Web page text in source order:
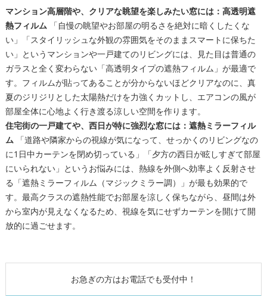
マンション高層階や、クリアな眺望を楽しみたい窓には：高透明遮
熱フィルム「自慢の眺望やお部屋の明るさを絶対に暗くしたくな
い」「スタイリッシュな外観の雰囲気をそのままスマートに保ちた
い」というマンションや一戸建てのリビングには、見た目は普通の
ガラスと全く変わらない「高透明タイプの遮熱フィルム」が最適で
す。フィルムが貼ってあることが分からないほどクリアなのに、真
夏のジリジリとした太陽熱だけを力強くカットし、エアコンの風が
部屋全体に心地よく行き渡る涼しい空間を作ります。
住宅街の一戸建てや、西日が特に強烈な窓には：遮熱ミラーフィル
ム「道路や隣家からの視線が気になって、せっかくのリビングなの
に1日中カーテンを閉め切っている」「夕方の西日が眩しすぎて部屋
にいられない」というお悩みには、熱線を外側へ効率よく反射させ
る「遮熱ミラーフィルム（マジックミラー調）」が最も効果的で
す。最高クラスの遮熱性能でお部屋を涼しく保ちながら、昼間は外
から室内が見えなくなるため、視線を気にせずカーテンを開けて開
放的に過ごせます。
お急ぎの方はお電話でも受付中！